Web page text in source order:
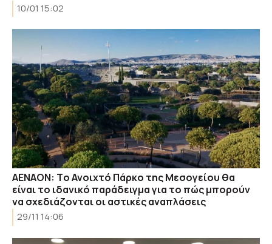
10/01 15:02
ΑΕΝΑΟΝ: Tο Ανοιχτό Πάρκο της Μεσογείου θα
είναι τo ιδανικό παράδειγμα για το πώς μπορούν
να σχεδιάζονται οι αστικές αναπλάσεις
29/11 14:06